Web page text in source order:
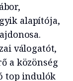
alapítója,
válogatót,
a közönség
top indulók